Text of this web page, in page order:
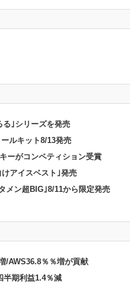
る｣シリーズを発売
ルキット8/13発売
ーがコンペティション受賞
アイスベスト｣発売
メン超BIG｣8/11から限定発売
/AWS36.8％％増が貢献
半期利益1.4％減